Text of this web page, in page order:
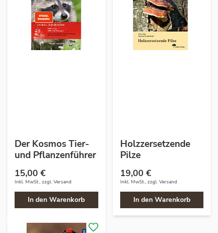
Der Kosmos Tier-
und Pflanzenführer
15,00 €
Inkl. MwSt., zzgl. Versand
In den Warenkorb
Holzzersetzende
Pilze
19,00 €
Inkl. MwSt., zzgl. Versand
In den Warenkorb